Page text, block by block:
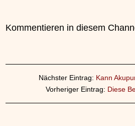
Kommentieren in diesem
Nächster Eintrag: Kann
Vorheriger Eintrag: Diese